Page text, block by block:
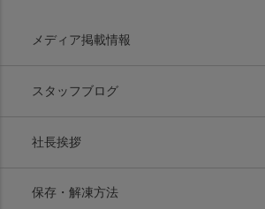
メディア掲載情報
スタッフブログ
社長挨拶
保存・解凍方法